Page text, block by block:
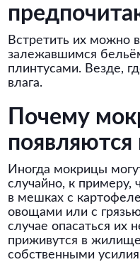
Встретить их можно
залежавшимся
плинтусами. Везде,
влага.
Почему
появляются
Иногда мокрицы
случайно, к примеру,
в мешках с
овощами или с
случае опасаться их
приживутся в
собственными